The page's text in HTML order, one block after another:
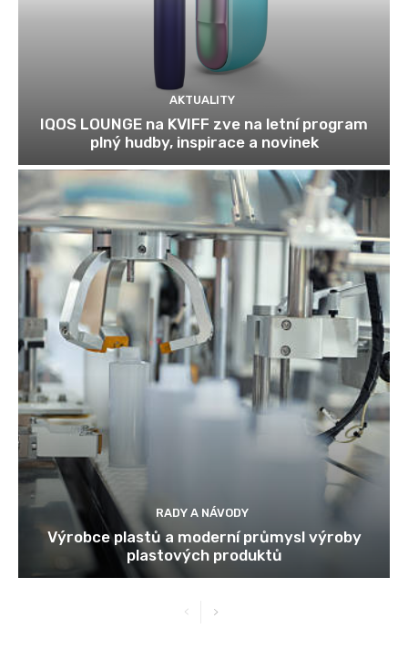
AKTUALITY
IQOS LOUNGE na KVIFF zve na letní program
plný hudby, inspirace a novinek
RADY A NÁVODY
Výrobce plastů a moderní průmysl výroby
plastových produktů